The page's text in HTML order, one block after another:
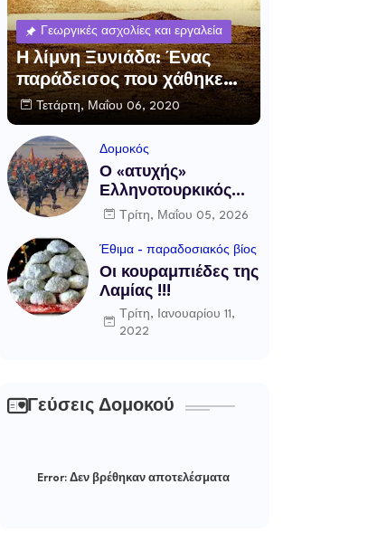
Γεωργικές ασχολίες και εργαλεία
Η λίμνη Ξυνιάδα: Ένας
παράδεισος που χάθηκε…
Τετάρτη, Μαΐου 06, 2020
Δομοκός
Ο «ατυχής»
Ελληνοτουρκικός
πόλεμος και η μάχη
Μαΐου 1897
Τρίτη, Μαΐου 05, 2026
Έθιμα - παραδοσιακός βίος
Οι κουραμπιέδες της
Λαμίας !!!
Τρίτη, Ιανουαρίου 11,
2022
Γεύσεις Δομοκού
Error: Δεν βρέθηκαν αποτελέσματα